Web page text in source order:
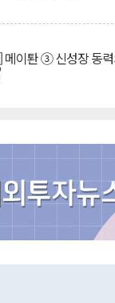
메이퇀 ③ 신성장 동